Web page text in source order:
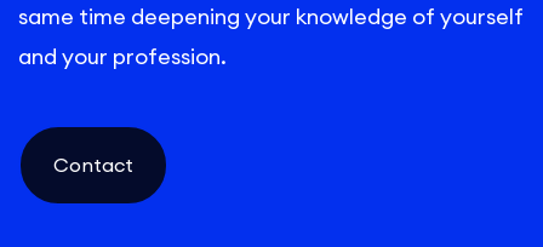
same time deepening your knowledge of yourself
and your profession.
Contact